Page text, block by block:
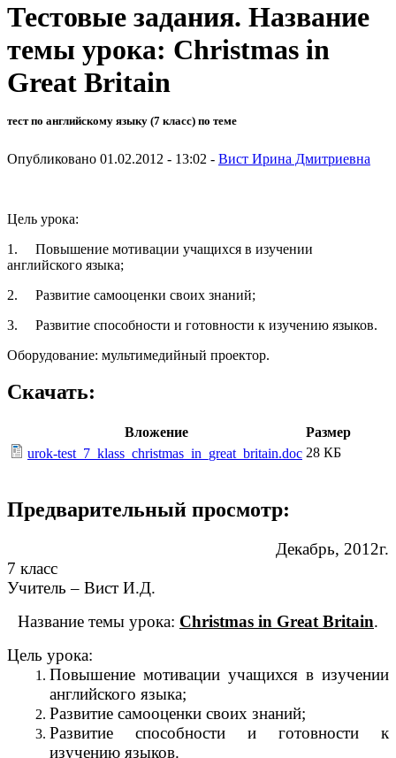
Тестовые задания. Название
темы урока: Christmas in
Great Britain
тест по английскому языку (7 класс) по теме
Опубликовано 01.02.2012 - 13:02 - Вист Ирина Дмитриевна
Цель урока:
1. Повышение мотивации учащихся в изучении
английского языка;
2. Развитие самооценки своих знаний;
3. Развитие способности и готовности к изучению языков.
Оборудование: мультимедийный проектор.
Скачать:
Вложение
Размер
urok-test_7_klass_christmas_in_great_britain.doc 28 КБ
Предварительный просмотр:
Декабрь, 2012г.
7 класс
Учитель – Вист И.Д.
Название темы урока: Christmas in Great Britain.
Цель урока:
Повышение мотивации учащихся в изучении
английского языка;
Развитие самооценки своих знаний;
Развитие способности и готовности к
изучению языков.